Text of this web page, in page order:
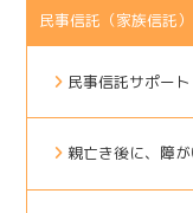
民事信託（家族信託
民事信託サポート
親亡き後に、障